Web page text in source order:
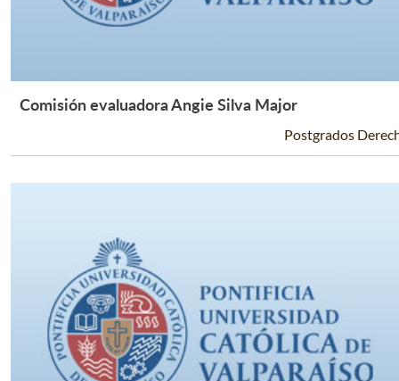
Comisión evaluadora Angie Silva Major
Postgrados